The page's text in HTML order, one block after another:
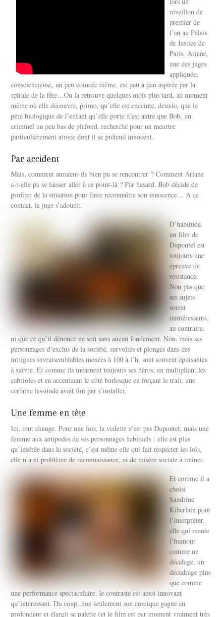
réveillon de
premier de
l’an au Palais
de Justice de
Paris. Ariane,
une des juges
appliquée,
consciencieuse, un peu coincée même, est peu à peu aspirée par la
spirale de la fête…On la retrouve quelques mois plus tard, au moment
même où elle découvre, primo, qu’elle est enceinte, deuxio, que le
père biologique de l’enfant qu’elle porte n’est autre que Bob, un
criminel un peu bas de plafond, recherché pour un meurtre
particulièrement atroce dont il se prétend innocent.
Par accident
Mais, comment auraient-ils bien pu se rencontrer ? Comment Ariane
a-t-elle pu se laisser aller à ce point-là ? Par hasard, Bob décide de
profiter de la situation pour faire reconnaître son innocence… A ce
contact, la juge s’adoucit.
D’habitude,
un film de
Dupontel est
toujours une
épreuve de
résistance.
Non pas que
ses sujets
soient
inintéressants,
au contraire,
ni que ce qu’il dénonce ne soit sans aucun fondement. Non, mais ses
personnages d’exclus de la société, survoltés et plongés dans des
intrigues invraisemblables menées à 100 à l’h, sont souvent épuisantes
à suivre. Et comme ils incarnent toujours ses héros, en multipliant les
cabrioles et en accentuant le côté burlesque en forçant le trait, une
certaine lassitude avait fini par s’installer.
Une femme en tête
Ici, tout change. Pour une fois, la vedette n’est pas Dupontel, mais une
femme aux antipodes de ses personnages habituels : elle est plus
qu’insérée dans la société, c’est même elle qui fait respecter les lois,
elle n’a ni problème de reconnaissance, ni de misère sociale à traîner.
Et comme il a
choisi
Sandrine
Kiberlain pour
l’interpréter,
elle qui manie
l’humour
comme un
décalage, un
décadrage plus
que comme
une performance spectaculaire, le contraste est aussi innovant
qu’intéressant. Du coup, non seulement son comique gagne en
profondeur et élargit sa palette (et le film est par moment vraiment très